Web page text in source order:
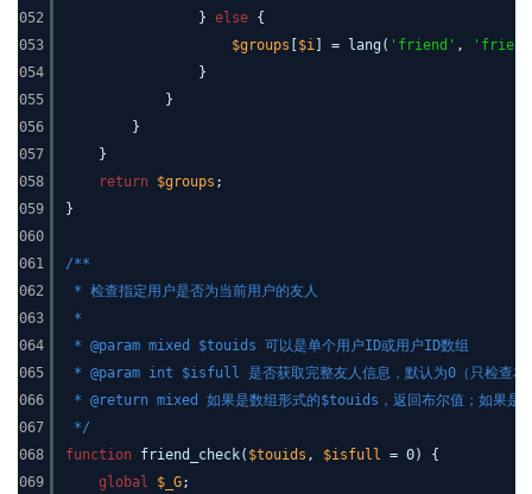
052
053
054
055
056
057
058
059
060
061
062
063
064
065
066
067
068
069
} else {
$groups
$i ] = lang( 'friend' ,
}
}
}
}
return $groups ;
}
/**
* 检查指定用户是否为当前用户的友人
*
* @param mixed $touids 可以是单个用户ID或用户ID数组
* @param int $isfull 是否获取完整友人信息，默认为0（只检查友
* @return mixed 如果是数组形式的$touids，返回布尔值；如果是
*/
function friend_check( $touids , $isfull = 0) {
global
$_G;